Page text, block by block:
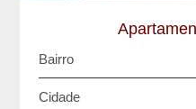
Bairro
Cidade